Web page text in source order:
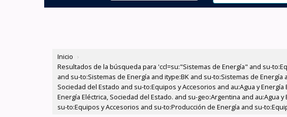
Inicio ›
Resultados de la búsqueda para 'ccl=su:"Sistemas de Energía" and su-
and su-to:Sistemas de Energía and itype:BK and su-to:Sistemas de
Sociedad del Estado and su-to:Equipos y Accesorios and au:Agua y
Energía Eléctrica, Sociedad del Estado. and su-geo:Argentina and au:Agua
su-to:Equipos y Accesorios and su-to:Producción de Energía and su-